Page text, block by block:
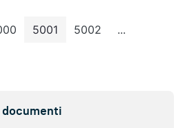
intermedie
Pagina Pagina
5001 Pagina
5002 ...Pagine
documenti